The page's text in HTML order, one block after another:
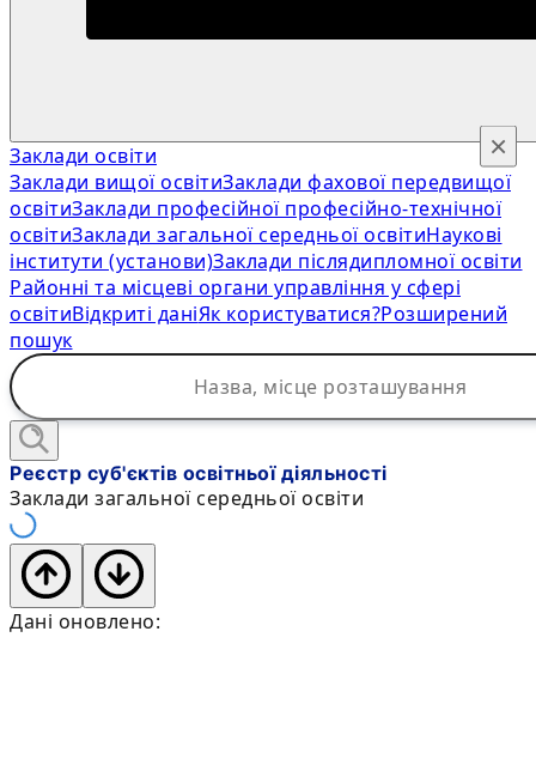
Заклади освіти
Заклади вищої освітиЗаклади фахової передвищої
освітиЗаклади професійної професійно-технічної
освітиЗаклади загальної середньої освітиНаукові
інститути (установи)Заклади післядипломної освіти
Районні та місцеві органи управління у сфері
освітиВідкриті даніЯк користуватися?Розширений
пошук
×
Реєстр суб'єктів освітньої діяльності
Заклади загальної середньої освіти
Дані оновлено: